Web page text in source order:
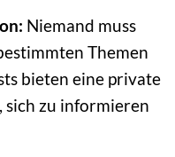
Niemand muss
Themen
bieten eine private
zu informieren